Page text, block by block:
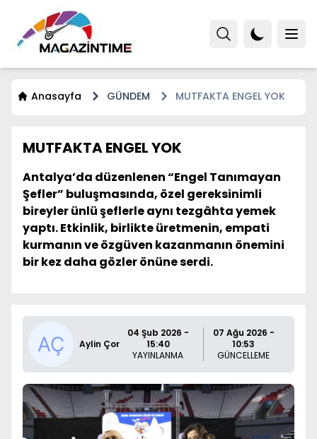
Anasayfa GÜNDEM MUTFAKTA ENGEL YOK
MUTFAKTA ENGEL YOK
Antalya’da düzenlenen “Engel Tanımayan
Şefler” buluşmasında, özel gereksinimli
bireyler ünlü şeflerle aynı tezgâhta yemek
yaptı. Etkinlik, birlikte üretmenin, empati
kurmanın ve özgüven kazanmanın önemini
bir kez daha gözler önüne serdi.
Aylin Çor
04 Şub 2026 -
15:40
YAYINLANMA
07 Ağu 2026 -
10:53
GÜNCELLEME